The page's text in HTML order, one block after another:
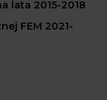
lata 2015-2018
FEM 2021-